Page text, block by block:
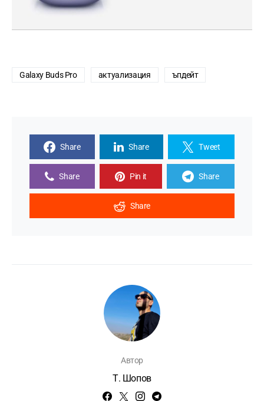
Galaxy Buds Pro актуализация ъпдейт
Share Share Tweet
Share Pin it Share
Share
Автор
Т. Шопов